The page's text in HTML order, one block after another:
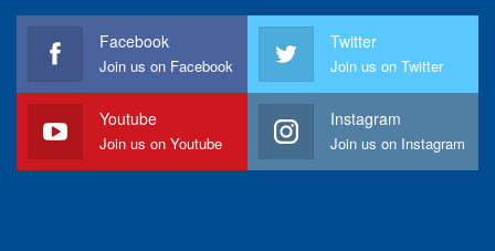
Facebook
Join us on Facebook
Twitter
Join us on Twitter
Youtube
Join us on Youtube
Instagram
Join us on Instagram